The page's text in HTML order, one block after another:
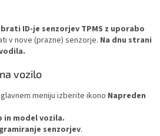
ID-je senzorjev TPMS z uporabo
v nove (prazne) senzorje. Na dnu strani
vozilo
meniju izberite ikono Napreden
in model vozila.
senzorjev.